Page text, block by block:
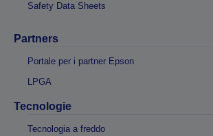
Safety Data Sheets
Partners
Portale per i partner Epson
LPGA
Tecnologie
Tecnologia a freddo